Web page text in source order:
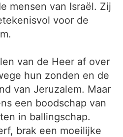
mensen van Israël. Zij
voor de
van de Heer af over
hun zonden en de
van Jeruzalem. Maar
een boodschap van
in ballingschap.
brak een moeilijke